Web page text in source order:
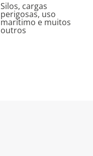
Silos, cargas
perigosas, uso
marítimo e muitos
outros